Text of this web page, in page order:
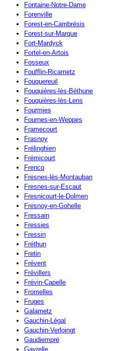
Fontaine-Notre-Dame
Forenville
Forest-en-Cambrésis
Forest-sur-Marque
Fort-Mardyck
Fortel-en-Artois
Fosseux
Foufflin-Ricametz
Fouquereuil
Fouquières-lès-Béthune
Fouquières-lès-Lens
Fourmies
Fournes-en-Weppes
Framecourt
Frasnoy
Frélinghien
Frémicourt
Frencq
Fresnes-lès-Montauban
Fresnes-sur-Escaut
Fresnicourt-le-Dolmen
Fresnoy-en-Gohelle
Fressain
Fressies
Fressin
Fréthun
Fretin
Frévent
Frévillers
Frévin-Capelle
Fromelles
Fruges
Galametz
Gauchin-Légal
Gauchin-Verloingt
Gaudiempré
Gavrelle